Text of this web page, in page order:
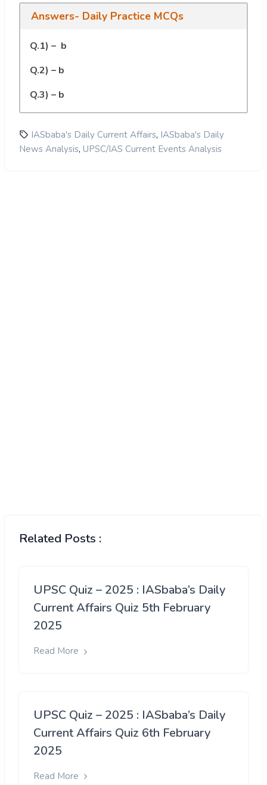
Answers- Daily Practice MCQs
Q.1) – b
Q.2) – b
Q.3) – b
IASbaba's Daily Current Affairs, IASbaba's Daily
News Analysis, UPSC/IAS Current Events Analysis
Related Posts :
UPSC Quiz – 2025 : IASbaba’s Daily
Current Affairs Quiz 5th February
2025
Read More
UPSC Quiz – 2025 : IASbaba’s Daily
Current Affairs Quiz 6th February
2025
Read More